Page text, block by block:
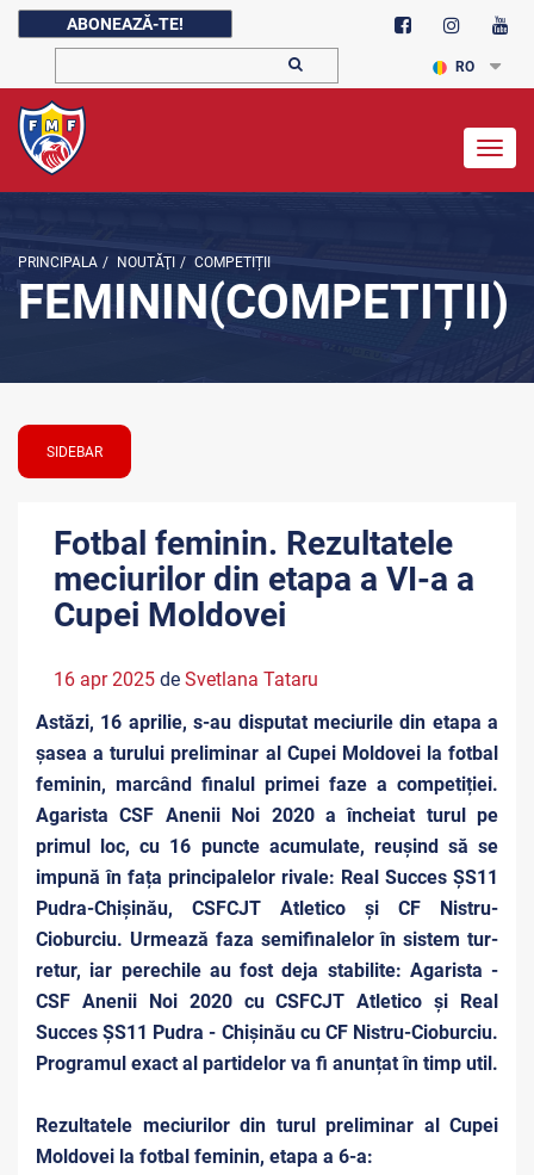
ABONEAZĂ-TE!
RO
PRINCIPALA / NOUTĂŢI / COMPETIȚII
FEMININ(COMPETIȚII)
SIDEBAR
Fotbal feminin. Rezultatele
meciurilor din etapa a VI-a a
Cupei Moldovei
16 apr 2025 de Svetlana Tataru
Astăzi, 16 aprilie, s-au disputat meciurile din etapa a
șasea a turului preliminar al Cupei Moldovei la fotbal
feminin, marcând finalul primei faze a competiției.
Agarista CSF Anenii Noi 2020 a încheiat turul pe
primul loc, cu 16 puncte acumulate, reușind să se
impună în fața principalelor rivale: Real Succes ȘS11
Pudra-Chișinău, CSFCJT Atletico și CF Nistru-
Cioburciu. Urmează faza semifinalelor în sistem tur-
retur, iar perechile au fost deja stabilite: Agarista -
CSF Anenii Noi 2020 cu CSFCJT Atletico și Real
Succes ȘS11 Pudra - Chișinău cu CF Nistru-Cioburciu.
Programul exact al partidelor va fi anunțat în timp util.
Rezultatele meciurilor din turul preliminar al Cupei
Moldovei la fotbal feminin, etapa a 6-a: